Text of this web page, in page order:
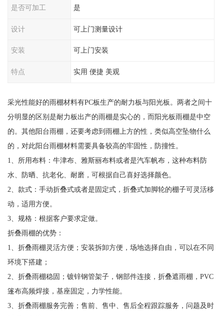
是否可加工 是
设计 可上门测量设计
安装 可上门安装
特点 实用 便捷 美观
采光性能好的雨棚材料有PC板生产的耐力板与阳光板。两者之间十
分明显的区别是耐力板出产的雨棚是实心的，而阳光板雨棚是中空
的。其他阳台雨棚，还要考虑到雨棚上方的性，类似高空坠物什么
的，对此阳台雨棚材料需要具备较高的牢固性，防撞性。
1、所用布料：牛津布、雅斯丽布料或者是汽车帆布，这种布料防
水、防晒、抗老化、耐磨，可根据自己喜好选择颜色。
2、款式：手动折叠式或者是固定式，折叠式加脚轮的棚子可灵活移
动，适用方便。
3、规格：根据客户要求定做。
折叠雨棚的优势：
1、折叠雨棚灵活方便；安装拆卸方便，场地选择自由，可以在不同
环境下搭建；
2、折叠雨棚稳固；镀锌钢管架子，钢部件连接，折叠遮雨棚，PVC
篷布高频焊接，基座固定，力学性能。
3、折叠雨棚服务完善；售前、售中、售后全程跟踪服务，问题及时